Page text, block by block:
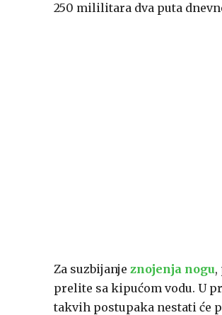
250 mililitara dva puta
Za suzbijanje znojenja nogu,
prelite sa kipućom vodu. U
takvih postupaka nestati će